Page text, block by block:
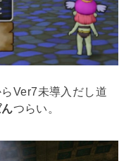
Ver7未導入だし道
つらい。